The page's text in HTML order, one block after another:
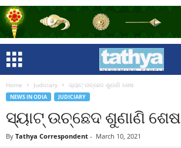
Home Judiciary ସ୍ୟାଟ୍‍ ଉଚ୍ଛେଦ ଶୁଣାଣି ଶେଷ
NEWS IN ODIA JUDICIARY
ସ୍ୟାଟ୍‍ ଉଚ୍ଛେଦ ଶୁଣାଣି ଶେଷ
By Tathya Correspondent - March 10, 2021